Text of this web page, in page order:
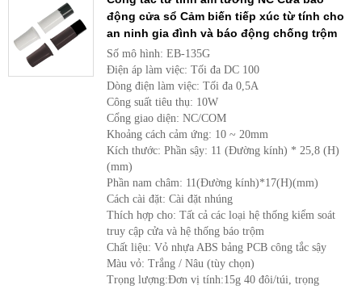
động cửa sổ Cảm biến tiếp xúc từ tính cho
an ninh gia đình và báo động chống trộm
Số mô hình: EB-135G
Điện áp làm việc: Tối đa DC 100
Dòng điện làm việc: Tối đa 0,5A
Công suất tiêu thụ: 10W
Cổng giao diện: NC/COM
Khoảng cách cảm ứng: 10 ~ 20mm
Kích thước: Phần sậy: 11 (Đường kính) * 25,8 (H)
(mm)
Phần nam châm: 11(Đường kính)*17(H)(mm)
Cách cài đặt: Cài đặt nhúng
Thích hợp cho: Tất cả các loại hệ thống kiểm soát
truy cập cửa và hệ thống báo trộm
Chất liệu: Vỏ nhựa ABS bảng PCB công tắc sậy
Màu vỏ: Trắng / Nâu (tùy chọn)
Trọng lượng:Đơn vị tính:15g 40 đôi/túi, trọng